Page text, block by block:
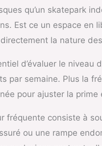
qu’un skatepark
Est ce un espace en
la nature
d’évaluer le
par semaine. Plus la
pour ajuster la
fréquente consiste à
ou une rampe